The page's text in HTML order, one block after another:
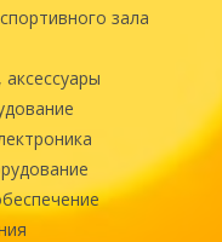
зала